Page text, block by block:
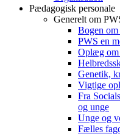
Pædagogisk personale
Generelt om
Bogen om
PWS en
Oplæg om
Genetik,
Vigtige
Fra
og unge
Unge og
Fælles